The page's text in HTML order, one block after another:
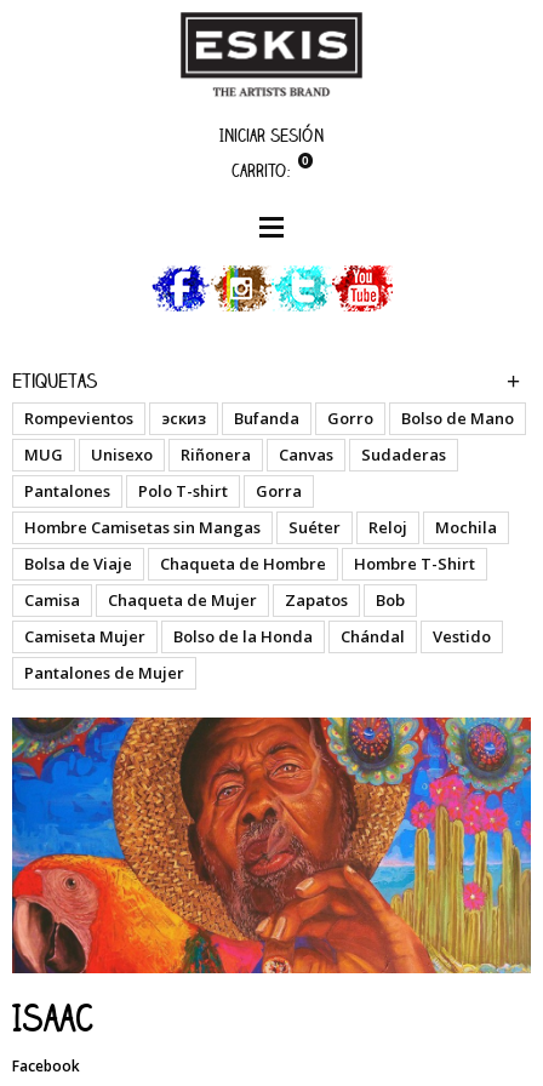
Iniciar sesión
Carrito:
0
artistas
Etiquetas
Rompevientos эскиз Bufanda Gorro
Bolso de Mano
MUG
Unisexo Riñonera Canvas
Sudaderas
Pantalones
Polo T-shirt
Gorra
Hombre Camisetas sin Mangas
Suéter Reloj
Mochila
Bolsa de Viaje
Chaqueta de Hombre
Hombre T-Shirt
Camisa
Chaqueta de Mujer Zapatos
Bob
Camiseta Mujer
Bolso de la Honda Chándal
Vestido
Pantalones de Mujer
Isaac
Facebook